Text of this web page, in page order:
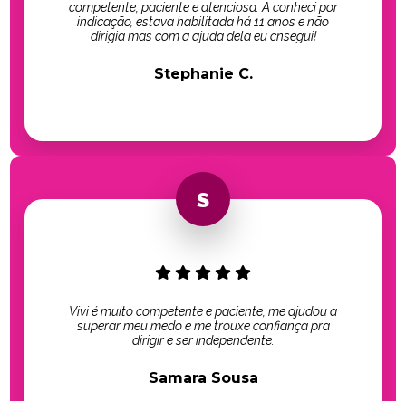
competente, paciente e atenciosa. A conheci por
indicação, estava habilitada há 11 anos e não
dirigia mas com a ajuda dela eu cnsegui!
Stephanie C.
Vivi é muito competente e paciente, me ajudou a
superar meu medo e me trouxe confiança pra
dirigir e ser independente.
Samara Sousa